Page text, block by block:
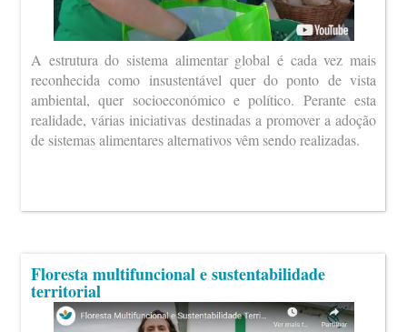
A estrutura do sistema alimentar global é cada vez mais
reconhecida como insustentável quer do ponto de vista
ambiental, quer socioeconómico e político. Perante esta
realidade, várias iniciativas destinadas a promover a adoção
de sistemas alimentares alternativos vêm sendo realizadas.
Floresta multifuncional e sustentabilidade
territorial